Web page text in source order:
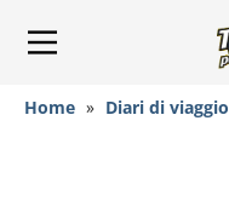
Home » Diari di viaggio